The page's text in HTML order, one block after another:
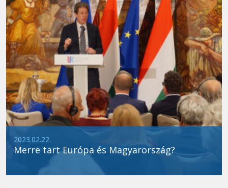
2023.02.22.
Merre tart Európa és Magyarország?